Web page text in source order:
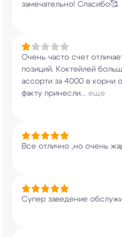
замечательно! Спасибо🥰
Очень часто счет
позиций. Коктейлей
ассорти за 4000 в корни
факту принесли... еще
Все отлично ,но очень
Супер заведение